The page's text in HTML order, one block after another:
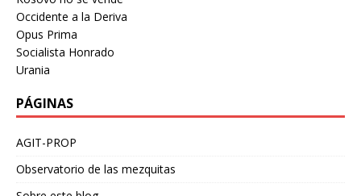
Occidente a la Deriva
Opus Prima
Socialista Honrado
Urania
PÁGINAS
AGIT-PROP
Observatorio de las mezquitas